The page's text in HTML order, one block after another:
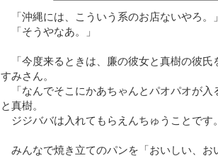
「沖縄には、こういう系のお店ないやろ。
「そうやなあ。」
「今度来るときは、廉の彼女と真樹の彼氏
すみさん。
「なんでそこにかあちゃんとパオパオが入
と真樹。
ジジババは入れてもらえんちゅうことです
みんなで焼き立てのパンを「おいしい、お